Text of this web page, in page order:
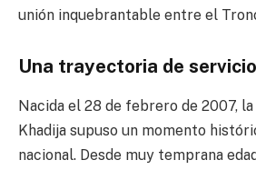
unión inquebrantable entre el
Una trayectoria de
Nacida el 28 de febrero de 2007,
Khadija supuso un momento
nacional. Desde muy temprana